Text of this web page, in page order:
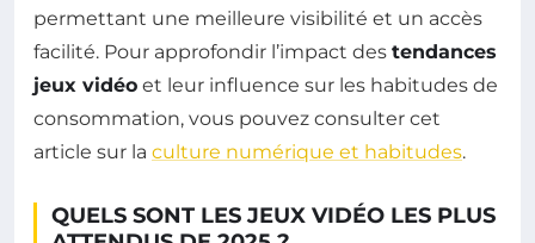
permettant une meilleure visibilité et un accès
facilité. Pour approfondir l’impact des tendances
jeux vidéo et leur influence sur les habitudes de
consommation, vous pouvez consulter cet
article sur la culture numérique et habitudes.
QUELS SONT LES JEUX VIDÉO LES PLUS